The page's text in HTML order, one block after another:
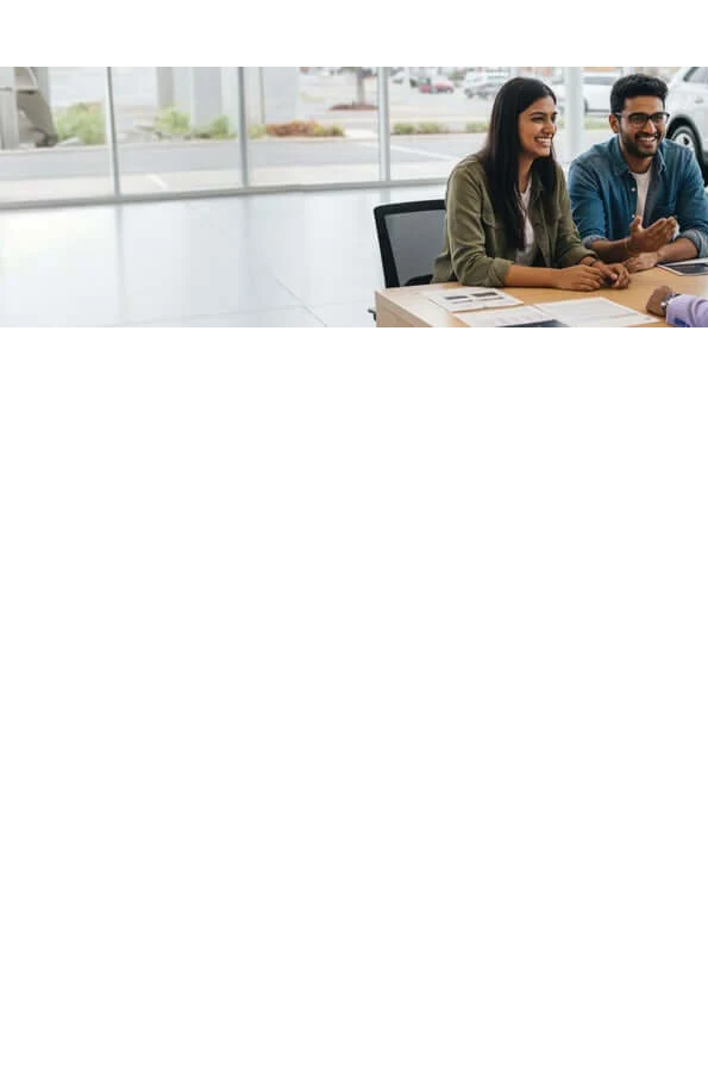
/fragments/plp-details